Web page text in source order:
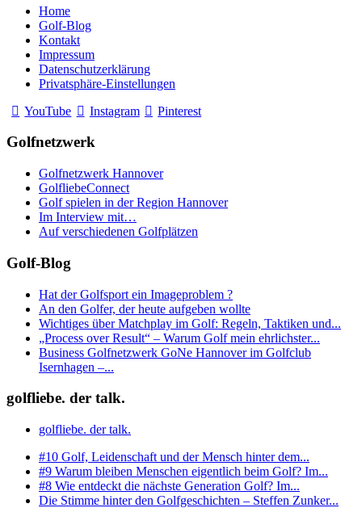
Home
Golf-Blog
Kontakt
Impressum
Datenschutzerklärung
Privatsphäre-Einstellungen
YouTube
Instagram Pinterest
Golfnetzwerk
Golfnetzwerk Hannover
GolfliebeConnect
Golf spielen in der Region Hannover
Im Interview mit…
Auf verschiedenen Golfplätzen
Golf-Blog
Hat der Golfsport ein Imageproblem ?
An den Golfer, der heute aufgeben wollte
Wichtiges über Matchplay im Golf: Regeln, Taktiken und...
„Process over Result“ – Warum Golf mein ehrlichster...
Business Golfnetzwerk GoNe Hannover im Golfclub
Isernhagen –...
golfliebe. der talk.
golfliebe. der talk.
#10 Golf, Leidenschaft und der Mensch hinter dem...
#9 Warum bleiben Menschen eigentlich beim Golf? Im...
#8 Wie entdeckt die nächste Generation Golf? Im...
Die Stimme hinter den Golfgeschichten – Steffen Zunker...